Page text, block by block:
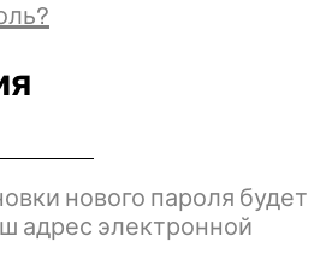
нового пароля будет
адрес электронной